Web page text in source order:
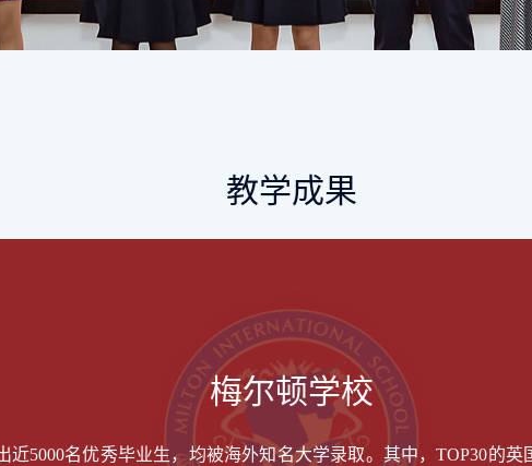
教学成果
梅尔顿学校
近5000名优秀毕业生，均被海外知名大学录取。其中，TOP30的英